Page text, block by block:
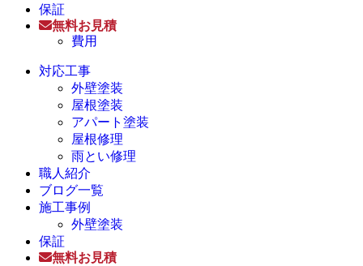
保証
無料お見積
費用
対応工事
外壁塗装
屋根塗装
アパート塗装
屋根修理
雨とい修理
職人紹介
ブログ一覧
施工事例
外壁塗装
保証
無料お見積